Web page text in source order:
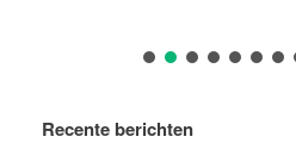
Recente berichten